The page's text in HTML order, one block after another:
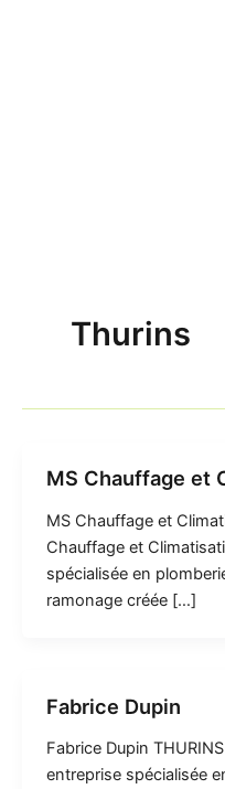
Thurins
MS Chauffage et
MS Chauffage et
Chauffage et
spécialisée en
ramonage créée […]
Fabrice Dupin
Fabrice Dupin
entreprise spécialisée